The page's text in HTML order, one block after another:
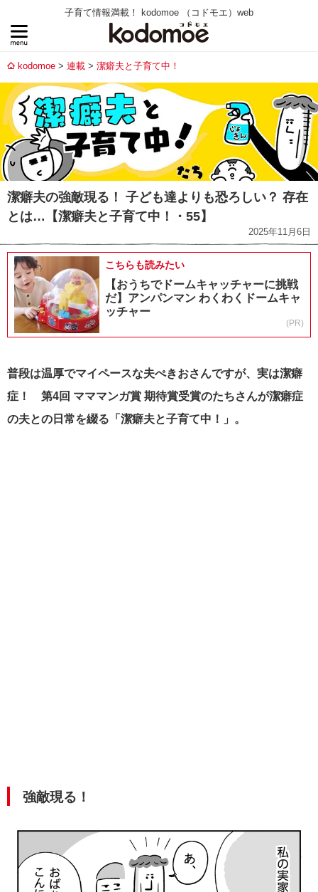
子育て情報満載！ kodomoe （コドモエ）web
kodomoe 連載 潔癖夫と子育て中！
潔癖夫の強敵現る！ 子ども達よりも恐ろしい？ 存在
とは…【潔癖夫と子育て中！・55】
2025年11月6日
こちらも読みたい
【おうちでドームキャッチャーに挑戦
だ】アンパンマン わくわくドームキャ
ッチャー
(PR)
普段は温厚でマイペースな夫ぺきおさんですが、実は潔癖
症！ 第4回 マママンガ賞 期待賞受賞のたちさんが潔癖症
の夫との日常を綴る「潔癖夫と子育て中！」。
強敵現る！